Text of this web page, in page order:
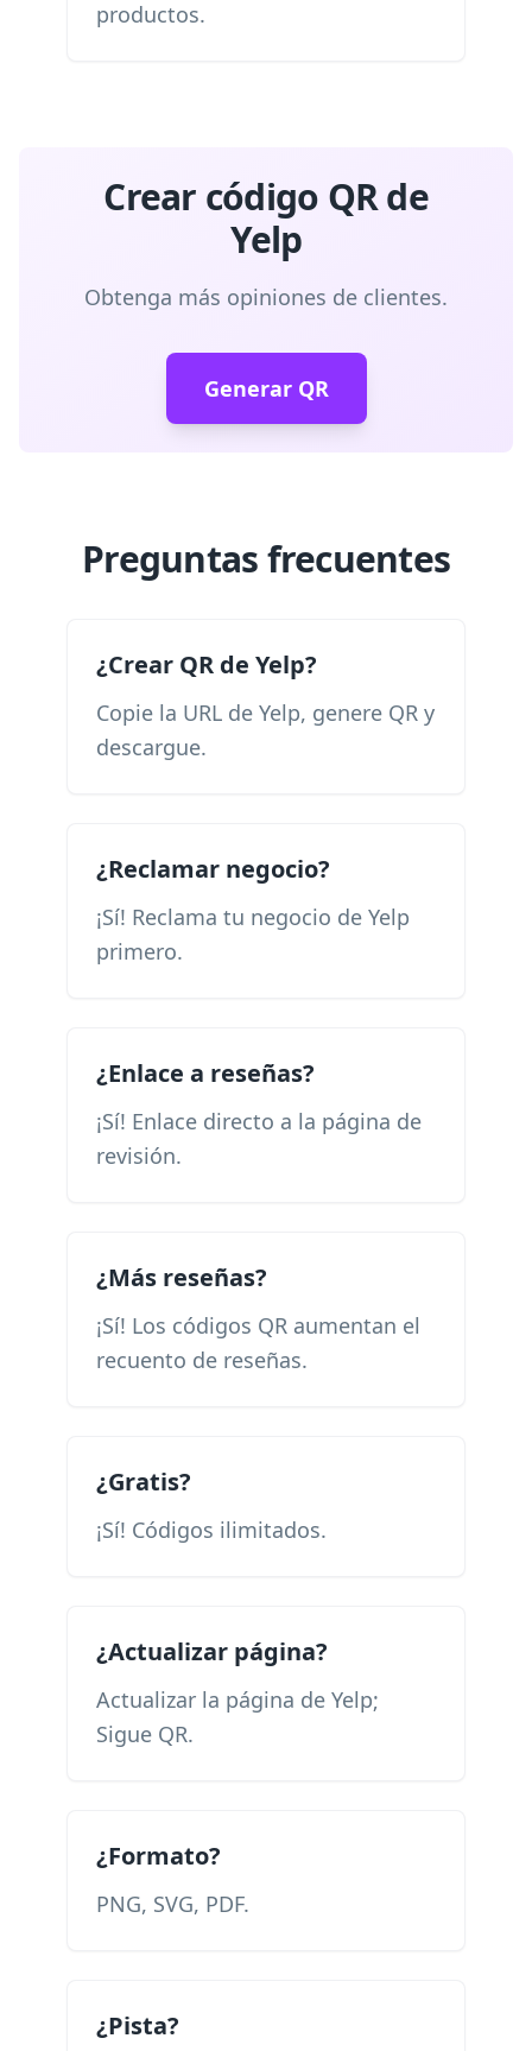
productos.
Crear código QR de
Yelp
Obtenga más opiniones de clientes.
Generar QR
Preguntas frecuentes
¿Crear QR de Yelp?
Copie la URL de Yelp, genere QR y
descargue.
¿Reclamar negocio?
¡Sí! Reclama tu negocio de Yelp
primero.
¿Enlace a reseñas?
¡Sí! Enlace directo a la página de
revisión.
¿Más reseñas?
¡Sí! Los códigos QR aumentan el
recuento de reseñas.
¿Gratis?
¡Sí! Códigos ilimitados.
¿Actualizar página?
Actualizar la página de Yelp;
Sigue QR.
¿Formato?
PNG, SVG, PDF.
¿Pista?